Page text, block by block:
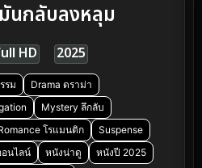
นกลับลงหลุม
HD 2025
รม
Drama ดราม่า
Mystery ลึกลับ
โรแมนติก
Suspense
นไลน์ หนังน่าดู
หนังปี 2025